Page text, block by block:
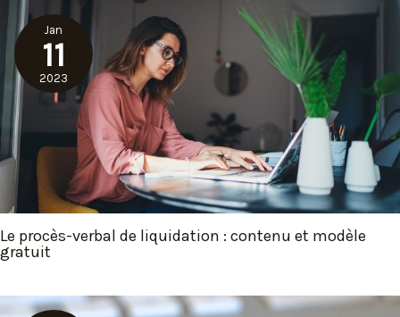
Jan
11
2023
Le procès-verbal de liquidation : contenu et modèle
gratuit